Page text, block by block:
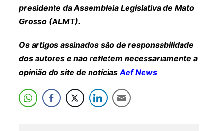
presidente da Assembleia Legislativa de Mato
Grosso (ALMT).
Os artigos assinados são de responsabilidade
dos autores e não refletem necessariamente a
opinião do site de notíciasAef News